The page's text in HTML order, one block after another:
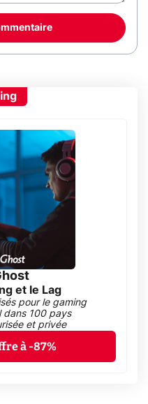
et le Lag
pour le gaming
dans 100 pays
et privée
à -87%